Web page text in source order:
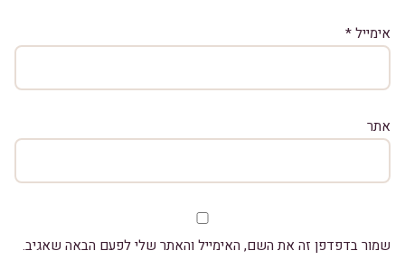
אימייל*
אתר
שמור בדפדפן זה את השם, האימייל והאתר שלי לפעם הבאה שאגיב.